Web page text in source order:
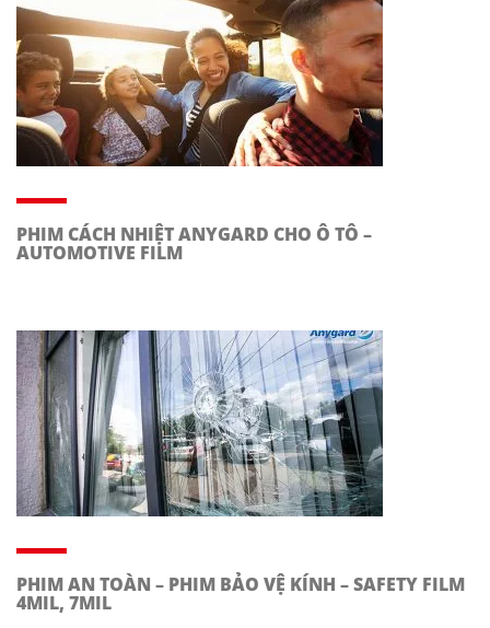
PHIM CÁCH NHIỆT ANYGARD CHO Ô TÔ –
AUTOMOTIVE FILM
PHIM AN TOÀN – PHIM BẢO VỆ KÍNH – SAFETY FILM
4MIL, 7MIL